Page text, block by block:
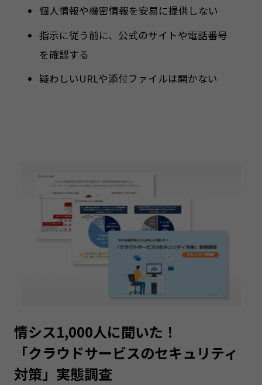
個人情報や機密情報を安易に提供しない
指示に従う前に、公式のサイトや電話番号
を確認する
疑わしいURLや添付ファイルは開かない
情シス1,000人に聞いた！
「クラウドサービスのセキュリティ
対策」実態調査